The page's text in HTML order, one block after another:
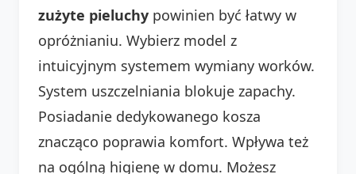
zużyte pieluchy powinien być łatwy w
opróżnianiu. Wybierz model z
intuicyjnym systemem wymiany worków.
System uszczelniania blokuje zapachy.
Posiadanie dedykowanego kosza
znacząco poprawia komfort. Wpływa też
na ogólną higienę w domu. Możesz